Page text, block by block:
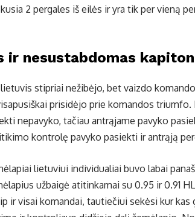
2 pergales iš eilės ir yra tik per vieną
ir nesustabdomas
stipriai nežibėjo, bet vaizdo
prisidėjo prie komandos triumfo.
nepavyko, tačiau antrąjame pavyko
kontrolę pavyko pasiekti ir antrąją
lietuviui individualiai buvo labai
užbaigė atitinkamai su 0.95 ir 0.91
ir visai komandai, tautiečiui sekėsi kur kas